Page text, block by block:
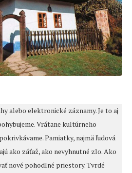
alebo elektronické záznamy. Je to aj
Vrátane kultúrneho
Pamiatky, najmä ľudová
ako záťaž, ako nevyhnutné zlo. Ako
nové pohodlné priestory. Tvrdé